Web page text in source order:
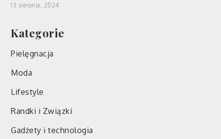
13 sierpnia, 2024
Kategorie
Pielęgnacja
Moda
Lifestyle
Randki i Związki
Gadżety i technologia